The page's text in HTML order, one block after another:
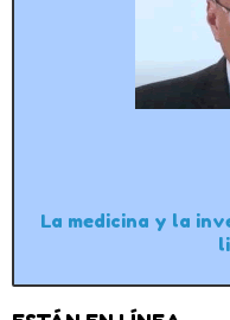
La medicina y la